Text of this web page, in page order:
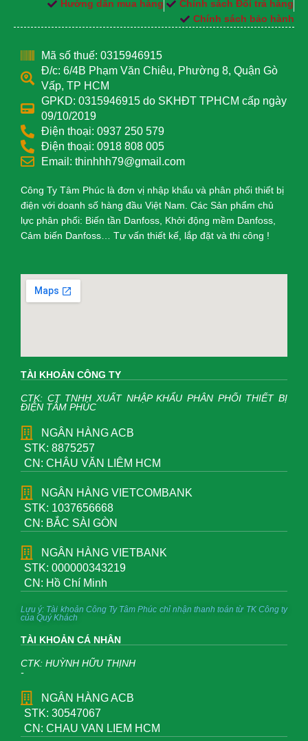
Hướng dẫn mua hàng
Chính sách Đổi trả hàng
Chính sách bảo hành
Mã số thuế: 0315946915
Đ/c: 6/4B Phạm Văn Chiêu, Phường 8, Quận Gò
Vấp, TP HCM
GPKD: 0315946915 do SKHĐT TPHCM cấp ngày
09/10/2019
Điện thoại: 0937 250 579
Điện thoại: 0918 808 005
Email: thinhhh79@gmail.com
Công Ty Tâm Phúc là đơn vị nhập khẩu và phân phối thiết bị
điện với doanh số hàng đầu Việt Nam. Các Sản phẩm chủ
lực phân phối: Biến tần Danfoss, Khởi động mềm Danfoss,
Cảm biến Danfoss… Tư vấn thiết kế, lắp đặt và thi công !
TÀI KHOẢN CÔNG TY
CTK: CT TNHH XUẤT NHẬP KHẨU PHÂN PHỐI THIẾT BỊ
ĐIỆN TÂM PHÚC
NGÂN HÀNG ACB
STK: 8875257
CN: CHÂU VĂN LIÊM HCM
NGÂN HÀNG VIETCOMBANK
STK: 1037656668
CN: BẮC SÀI GÒN
NGÂN HÀNG VIETBANK
STK: 000000343219
CN: Hồ Chí Minh
Lưu ý: Tài khoản Công Ty Tâm Phúc chỉ nhận thanh toán từ TK Công ty
của Quý Khách
TÀI KHOẢN CÁ NHÂN
CTK: HUỲNH HỮU THỊNH
-
NGÂN HÀNG ACB
STK: 30547067
CN: CHAU VAN LIEM HCM